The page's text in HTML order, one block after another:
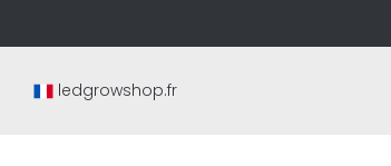
ledgrowshop.fr